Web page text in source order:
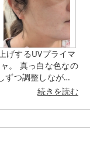
げするUVプライマ
たいアイテム。
続きを読む